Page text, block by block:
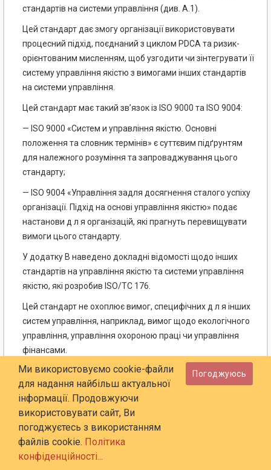
стандартів на системи управління (див. А.1).
Цей стандарт дає змогу організації використовувати
процесний підхід, поєднаний з циклом РDCА та ризик-
орієнтованим мисленням, щоб узгодити чи зінтегрувати її
систему управління якістю з вимогами інших стандартів
на системи управління.
Цей стандарт має такий зв’язок із ISO 9000 та ISO 9004:
— І SО 9000 «Систем и управління якістю. Основні
положення та словник термінів» є суттєвим підґрунтям
для належного розуміння та запроваджування цього
стандарту;
— ISO 9004 «Управління задля досягнення сталого успіху
організації. Підхід на основі управління якістю» подає
настанови д л я організацій, які прагнуть перевищувати
вимоги цього стандарту.
У додатку В наведено докладні відомості щодо інших
стандартів на управління якістю та системи управління
якістю, які розробив І SO/ТС 176.
Цей стандарт не охоплює вимог, специфічних д л я інших
систем управління, наприклад, вимог щодо екологічного
управління, управління охороною праці чи управління
фінансами.
Для низки галузей економіки розроблено стандарти на
системи управління якістю, базовані на вимогах цього
стандарту. У деяких з цих стандартів установлено
додаткові вимоги до систем управління якістю, в інших
зазначено тільки настанови щодо застосування цього
стандарту в конкретній галузі.
Матрицю, що показує взаємозв’язок між розділами цього
Ми використовуємо cookie-файли
для надання найбільш актуальної
інформації. Продовжуючи
використовувати сайт, Ви
погоджуєтесь з використанням
файлів cookie. Політика
конфіденційності...
Погоджуюсь